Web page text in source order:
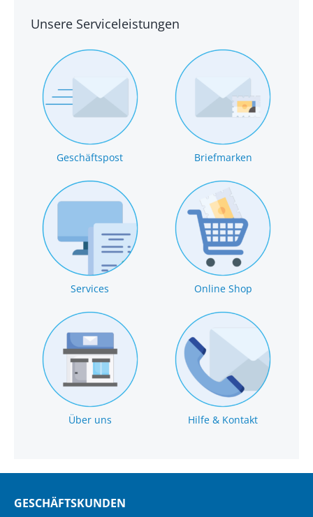
Unsere Serviceleistungen
Geschäftspost Briefmarken
Services Online Shop
Über uns Hilfe & Kontakt
GESCHÄFTSKUNDEN